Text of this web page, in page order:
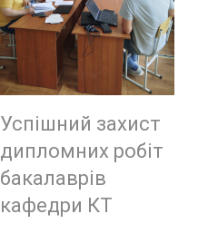
Успішний захист
дипломних робіт
бакалаврів
кафедри КТ